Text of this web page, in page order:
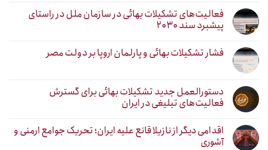
فعالیت‌های تشکیلات بهائی در سازمان ملل در راستای
پیشبرد سند ۲۰۳۰
فشار تشکیلات بهائی و پارلمان اروپا بر دولت مصر
دستورالعمل جدید تشکیلات بهائی برای گسترش
فعالیت‌های تبلیغی در ایران
اقدامی دیگر از نازیلا قانع علیه ایران؛ تحریک جوامع ارمنی و
آشوری